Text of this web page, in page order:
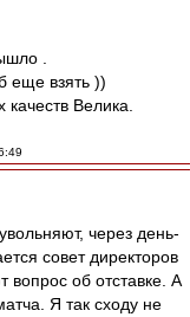
.
еще взять ))
Велика.
через день-
совет директоров
вопрос об отставке. А
Я так сходу не